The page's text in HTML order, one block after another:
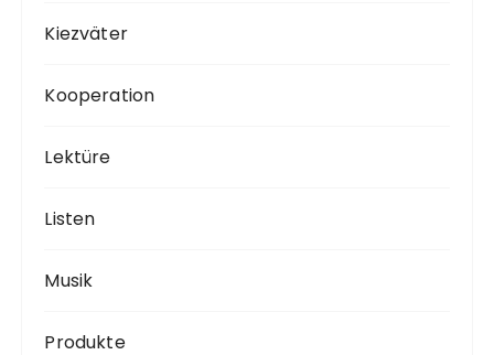
Kiezväter
Kooperation
Lektüre
Listen
Musik
Produkte